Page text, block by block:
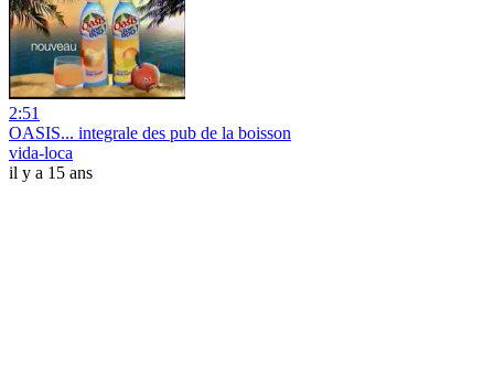
2:51
OASIS... integrale des pub de la boisson
vida-loca
il y a 15 ans